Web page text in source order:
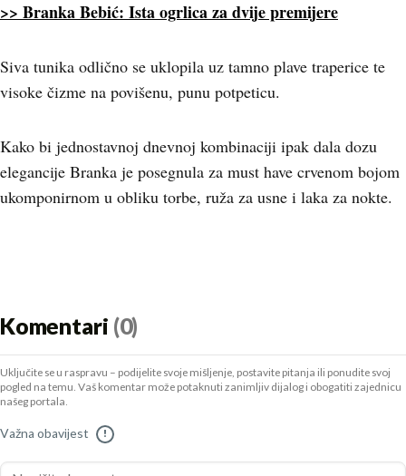
>> Branka Bebić: Ista ogrlica za dvije premijere
Siva tunika odlično se uklopila uz tamno plave traperice te
visoke čizme na povišenu, punu potpeticu.
Kako bi jednostavnoj dnevnoj kombinaciji ipak dala dozu
elegancije Branka je posegnula za must have crvenom bojom
ukomponirnom u obliku torbe, ruža za usne i laka za nokte.
Komentari (0)
Uključite se u raspravu – podijelite svoje mišljenje, postavite pitanja ili ponudite svoj
pogled na temu. Vaš komentar može potaknuti zanimljiv dijalog i obogatiti zajednicu
našeg portala.
Važna obavijest !